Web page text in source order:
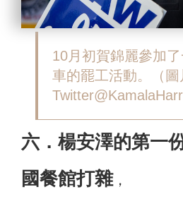
10月初賀錦麗參加
車的罷工活動。
（
六．楊安澤的第一
國餐館打雜，